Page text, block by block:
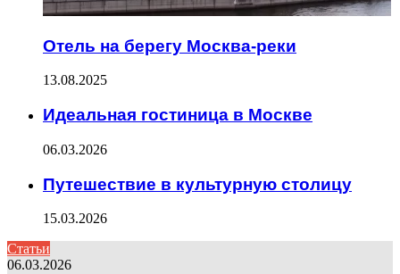
Отель на берегу Москва-реки
13.08.2025
Идеальная гостиница в Москве
06.03.2026
Путешествие в культурную столицу
15.03.2026
Статьи
06.03.2026